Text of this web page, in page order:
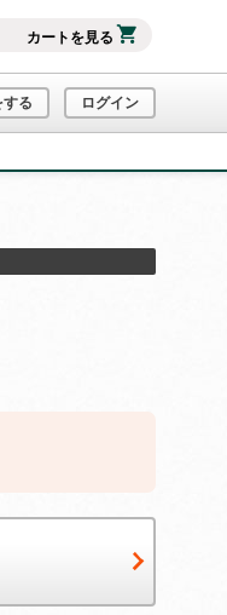
カートを見る
る ログイン